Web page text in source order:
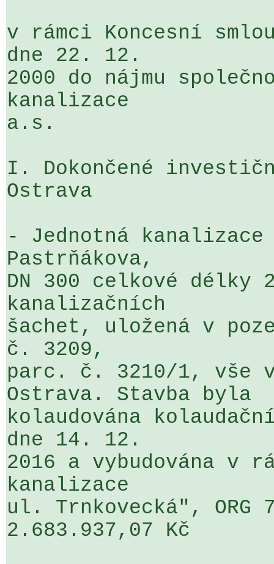
v rámci Koncesní
dne 22. 12.
2000 do nájmu
kanalizace
a.s.
I. Dokončené
Ostrava
- Jednotná
Pastrňákova,
DN 300 celkové délky
kanalizačních
šachet, uložená v
č. 3209,
parc. č. 3210/1, vše
Ostrava. Stavba byla
kolaudována
dne 14. 12.
2016 a vybudována v
kanalizace
ul. Trnkovecká", ORG
2.683.937,07 Kč